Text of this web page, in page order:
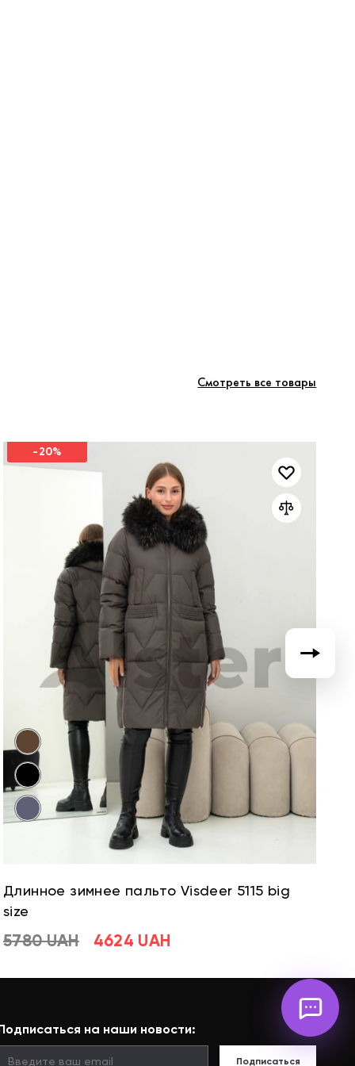
Смотреть все товары
-20%
Длинное зимнее пальто Visdeer 5115 big
size
5780 UAH 4624 UAH
на наши новости:
Подписаться